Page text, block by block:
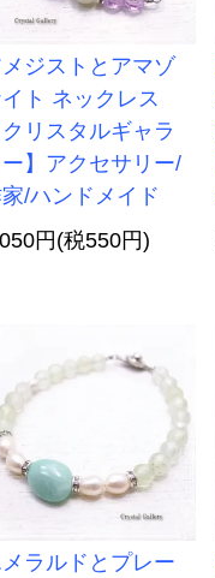
ジストとアマゾ
ト ネックレス
クリスタルギャラ
ー】アクセサリー/
/ハンドメイド
円(税550円)
ラルドとプレー